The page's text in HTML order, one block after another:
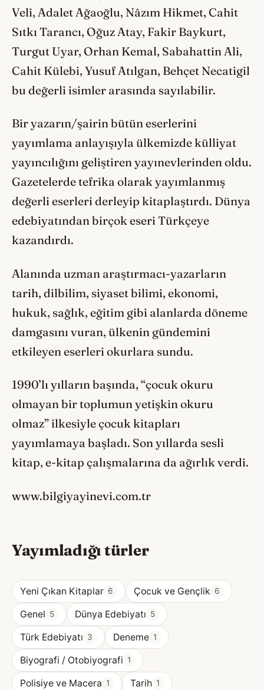
Veli, Adalet Ağaoğlu, Nâzım Hikmet, Cahit
Sıtkı Tarancı, Oğuz Atay, Fakir Baykurt,
Turgut Uyar, Orhan Kemal, Sabahattin Ali,
Cahit Külebi, Yusuf Atılgan, Behçet Necatigil
bu değerli isimler arasında sayılabilir.
Bir yazarın/şairin bütün eserlerini
yayımlama anlayışıyla ülkemizde külliyat
yayıncılığını geliştiren yayınevlerinden oldu.
Gazetelerde tefrika olarak yayımlanmış
değerli eserleri derleyip kitaplaştırdı. Dünya
edebiyatından birçok eseri Türkçeye
kazandırdı.
Alanında uzman araştırmacı-yazarların
tarih, dilbilim, siyaset bilimi, ekonomi,
hukuk, sağlık, eğitim gibi alanlarda döneme
damgasını vuran, ülkenin gündemini
etkileyen eserleri okurlara sundu.
1990’lı yılların başında, “çocuk okuru
olmayan bir toplumun yetişkin okuru
olmaz” ilkesiyle çocuk kitapları
yayımlamaya başladı. Son yıllarda sesli
kitap, e-kitap çalışmalarına da ağırlık verdi.
www.bilgiyayinevi.com.tr
Yayımladığı türler
Yeni Çıkan Kitaplar 6 Çocuk ve Gençlik 6
Genel 5 Dünya Edebiyatı 5
Türk Edebiyatı 3 Deneme 1
Biyografi / Otobiyografi 1
Polisiye ve Macera 1 Tarih 1